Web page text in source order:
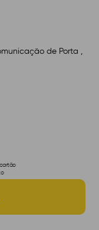
de Porta ,